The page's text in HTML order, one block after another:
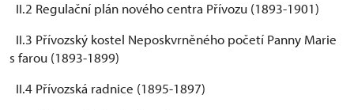
II.2 Regulační plán nového centra Přívozu (1893-1901)
II.3 Přívozský kostel Neposkvrněného početí Panny Marie
s farou (1893-1899)
II.4 Přívozská radnice (1895-1897)